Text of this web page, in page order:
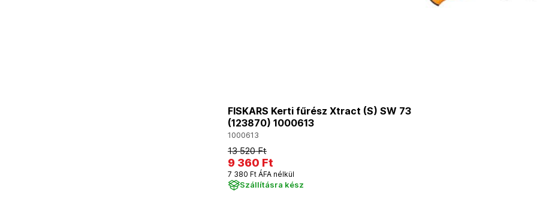
FISKARS Kerti fűrész Xtract (S) SW 73
(123870) 1000613
1000613
13 520 Ft
9 360 Ft
7 380 Ft ÁFA nélkül
Szállításra kész